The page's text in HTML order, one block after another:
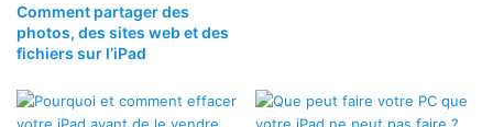
Comment partager des
photos, des sites web et des
fichiers sur l’iPad